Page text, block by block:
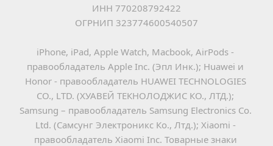
ИНН 770208792422
ОГРНИП 323774600540507
iPhone, iPad, Apple Watch, Macbook, AirPods -
правообладатель Apple Inc. (Эпл Инк.); Huawei и
Honor - правообладатель HUAWEI TECHNOLOGIES
CO., LTD. (ХУАВЕЙ ТЕКНОЛОДЖИС КО., ЛТД.);
Samsung – правообладатель Samsung Electronics Co.
Ltd. (Самсунг Электроникс Ко., Лтд.); Xiaomi -
правообладатель Xiaomi Inc. Товарные знаки